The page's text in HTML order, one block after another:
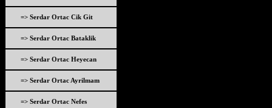
=> Serdar Ortac Cik Git
=> Serdar Ortac Bataklik
=> Serdar Ortac Heyecan
=> Serdar Ortac Ayrilmam
=> Serdar Ortac Nefes